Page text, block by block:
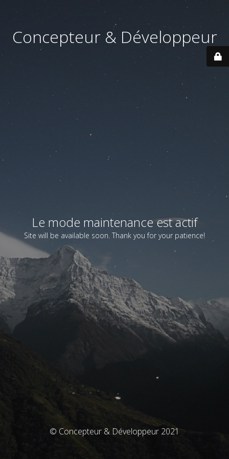
Concepteur & Développeur
Le mode maintenance est actif
Site will be available soon. Thank you for your patience!
© Concepteur & Développeur 2021